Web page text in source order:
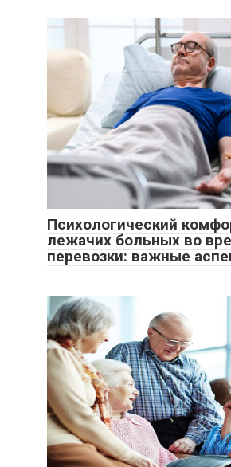
Психологический
лежачих больных во
перевозки: важные